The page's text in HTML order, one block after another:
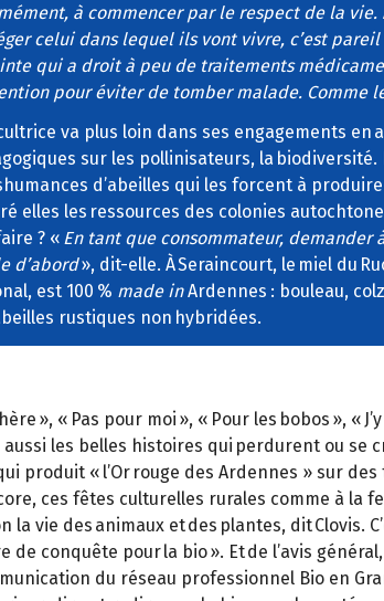
à commencer par le respect de la
celui dans lequel ils vont vivre, c’est
qui a droit à peu de traitements
pour éviter de tomber malade. Comme
va plus loin dans ses engagements
sur les pollinisateurs, la biodiversité.
d’abeilles qui les forcent à
elles les ressources des colonies
? « En tant que consommateur, demander
d’abord», dit-elle. À Seraincourt, le miel du
est 100 % made inArdennes : bouleau,
rustiques non hybridées.
« Pas pour moi », « Pour les bobos », «
les belles histoires qui perdurent ou se
« l’Or rouge des Ardennes » sur des
ces fêtes culturelles rurales comme à la
vie des animaux et des plantes, dit Clovis.
conquête pour la bio ». Et de l’avis
du réseau professionnel Bio en